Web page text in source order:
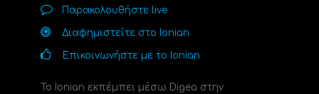
Παρακολουθήστε live
Διαφημιστείτε στο Ionian
Επικοινωνήστε με το Ionian
Το Ionian εκπέμπει μέσω Digea στην